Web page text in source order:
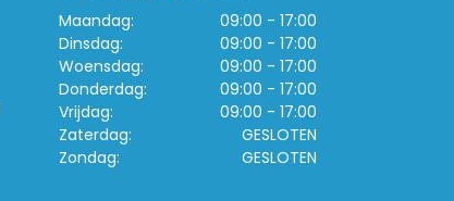
Maandag:
09:00 - 17:00
Dinsdag:
09:00 - 17:00
Woensdag:
09:00 - 17:00
Donderdag:
09:00 - 17:00
Vrijdag:
09:00 - 17:00
Zaterdag:
GESLOTEN
Zondag:
GESLOTEN